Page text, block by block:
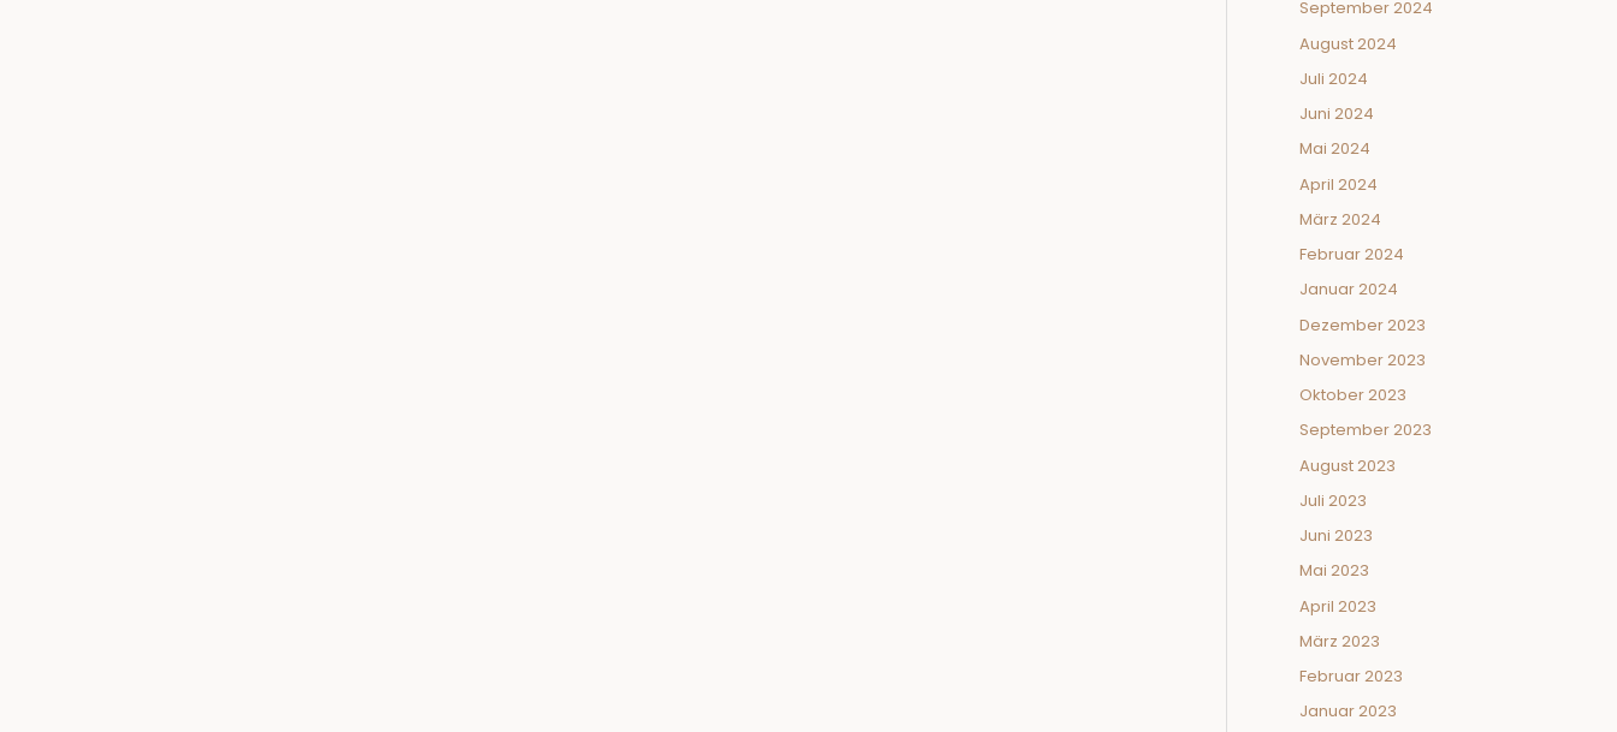
September 2024
August 2024
Juli 2024
Juni 2024
Mai 2024
April 2024
März 2024
Februar 2024
Januar 2024
Dezember 2023
November 2023
Oktober 2023
September 2023
August 2023
Juli 2023
Juni 2023
Mai 2023
April 2023
März 2023
Februar 2023
Januar 2023